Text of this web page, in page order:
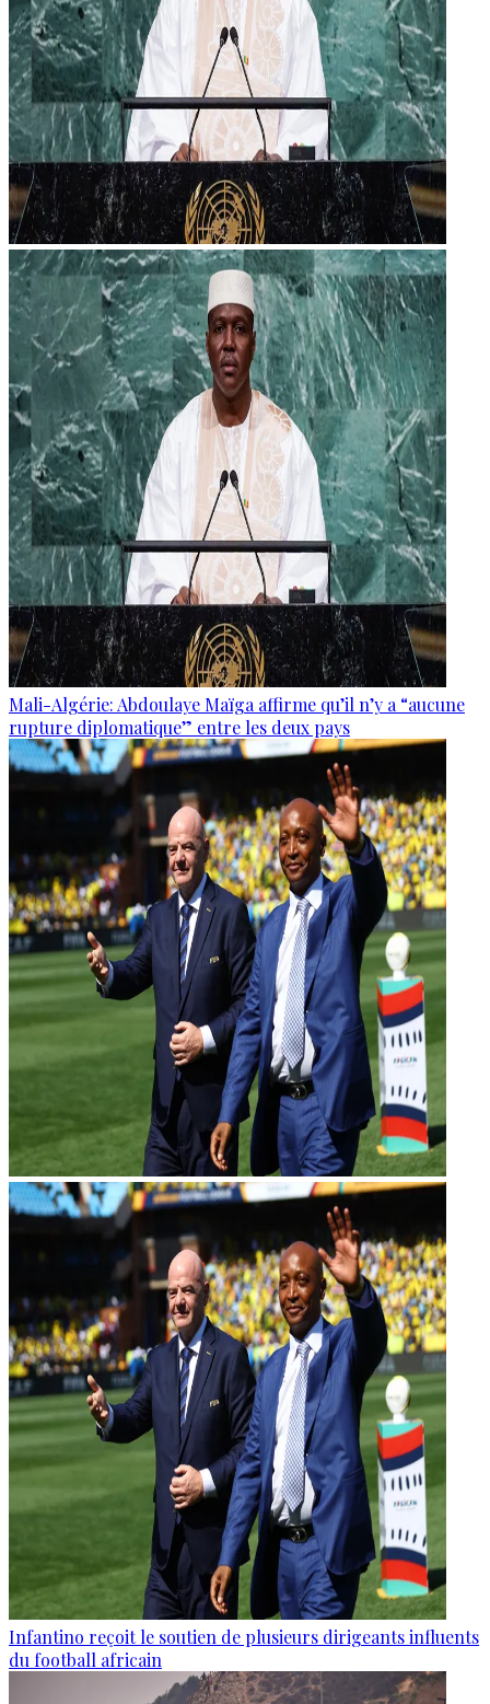
Mali-Algérie: Abdoulaye Maïga affirme qu’il n’y a “aucune
rupture diplomatique” entre les deux pays
Infantino reçoit le soutien de plusieurs dirigeants influents
du football africain